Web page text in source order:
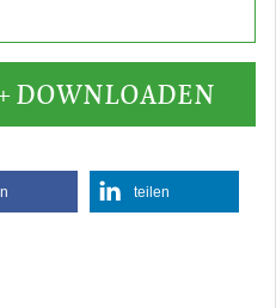
DOWNLOADEN
teilen